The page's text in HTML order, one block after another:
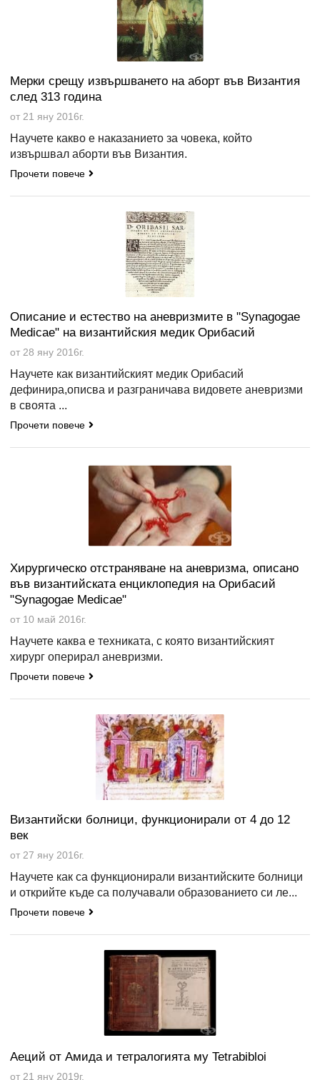
Мерки срещу извършването на аборт във Византия
след 313 година
от 21 яну 2016г.
Научете какво е наказанието за човека, който
извършвал аборти във Византия.
Прочети повече
Описание и естество на аневризмите в "Synagogae
Medicae" на византийския медик Орибасий
от 28 яну 2016г.
Научете как византийският медик Орибасий
дефинира,описва и разграничава видовете аневризми
в своята ...
Прочети повече
Хирургическо отстраняване на аневризма, описано
във византийската енциклопедия на Орибасий
"Synagogae Medicae"
от 10 май 2016г.
Научете каква е техниката, с която византийският
хирург оперирал аневризми.
Прочети повече
Византийски болници, функционирали от 4 до 12
век
от 27 яну 2016г.
Научете как са функционирали византийските болници
и открийте къде са получавали образованието си ле...
Прочети повече
Аеций от Амида и тетралогията му Tetrabibloi
от 21 яну 2019г.